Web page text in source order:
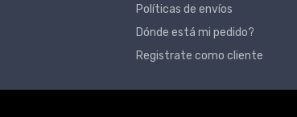
Políticas de envíos
Dónde está mi pedido?
Registrate como cliente